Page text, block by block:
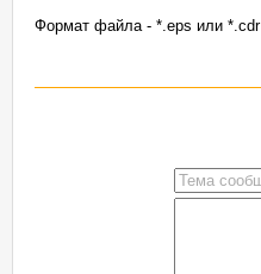
Формат файла - *.eps или *.cdr